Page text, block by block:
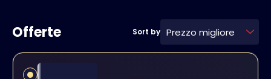
Offerte Sort by Prezzo migliore